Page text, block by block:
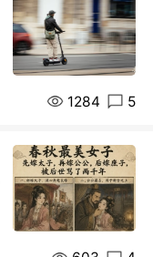
1284 5